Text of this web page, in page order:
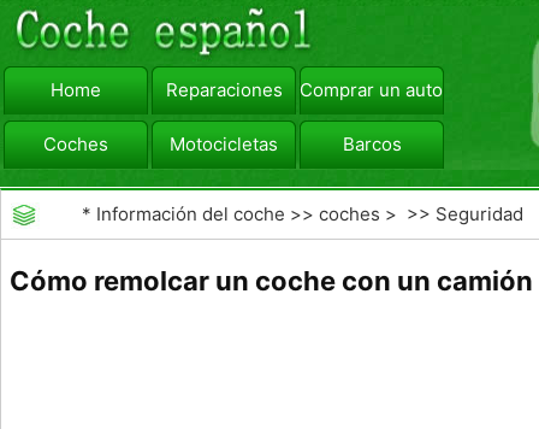
Home Reparaciones Comprar un automóvil
Coches Motocicletas Barcos
viajar Camiones
* Información del coche >>coches > >> Seguridad
Cómo remolcar un coche con un camión